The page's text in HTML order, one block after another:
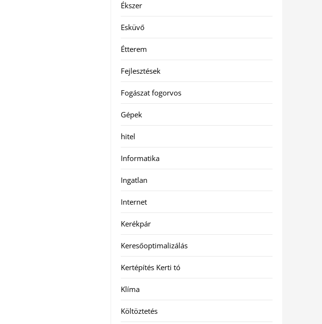
Ékszer
Esküvő
Étterem
Fejlesztések
Fogászat fogorvos
Gépek
hitel
Informatika
Ingatlan
Internet
Kerékpár
Keresőoptimalizálás
Kertépítés Kerti tó
Klíma
Költöztetés